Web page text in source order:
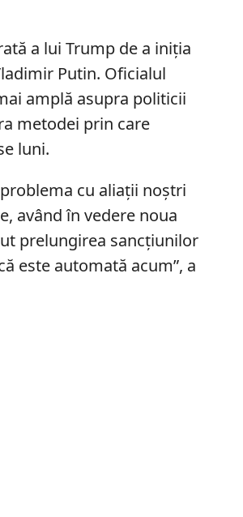
a lui Trump de a iniția
Putin. Oficialul
amplă asupra politicii
metodei prin care
luni.
cu aliații noștri
având în vedere noua
prelungirea sancțiunilor
este automată acum”, a